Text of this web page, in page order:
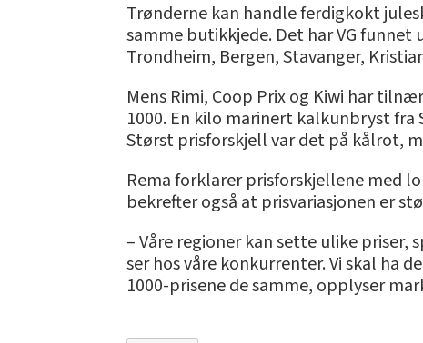
Trønderne kan handle ferdigkokt
samme butikkjede. Det har VG
Trondheim, Bergen, Stavanger,
Mens Rimi, Coop Prix og Kiwi har
1000. En kilo marinert kalkunbryst fra
Størst prisforskjell var det på kålrot,
Rema forklarer prisforskjellene med
bekrefter også at prisvariasjonen er
– Våre regioner kan sette ulike priser,
ser hos våre konkurrenter. Vi skal ha
1000-prisene de samme, opplyser